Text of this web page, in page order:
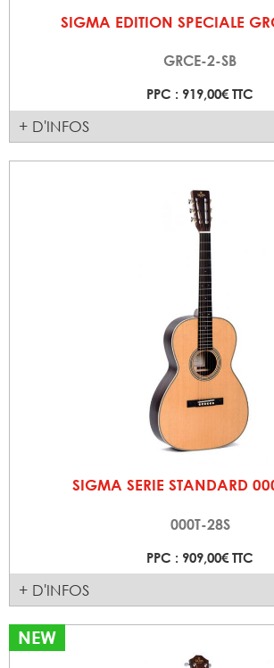
SIGMA EDITION SPECIALE
GRCE-2-SB
PPC : 919,00€ TTC
+ D'INFOS
SIGMA SERIE STANDARD
000T-28S
PPC : 909,00€ TTC
+ D'INFOS
NEW